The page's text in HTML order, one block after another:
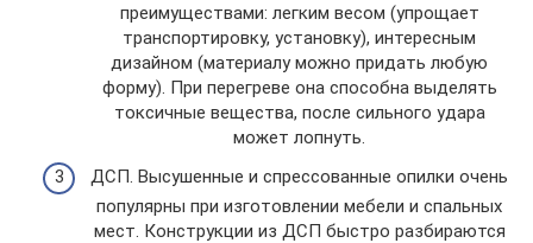
преимуществами: легким весом (упрощает
транспортировку, установку), интересным
дизайном (материалу можно придать любую
форму). При перегреве она способна выделять
токсичные вещества, после сильного удара
может лопнуть.
ДСП. Высушенные и спрессованные опилки очень
популярны при изготовлении мебели и спальных
мест. Конструкции из ДСП быстро разбираются